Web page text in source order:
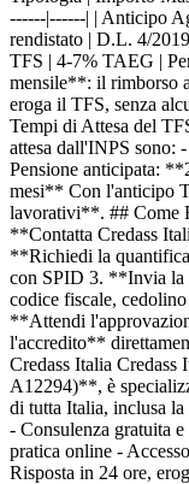
------|------| | Anticipo
rendistato | D.L. 4/
TFS | 4-7% TAEG |
mensile**: il rimborso
eroga il TFS, senza
Tempi di Attesa del
attesa dall'INPS sono:
Pensione anticipata:
mesi** Con l'anticipo
lavorativi**. ## Come
**Contatta Credass
**Richiedi la
con SPID 3. **Invia la
codice fiscale,
**Attendi
l'accredito**
Credass Italia
A12294)**, è
di tutta Italia, inclusa
- Consulenza gratuita
pratica online -
Risposta in 24 ore,